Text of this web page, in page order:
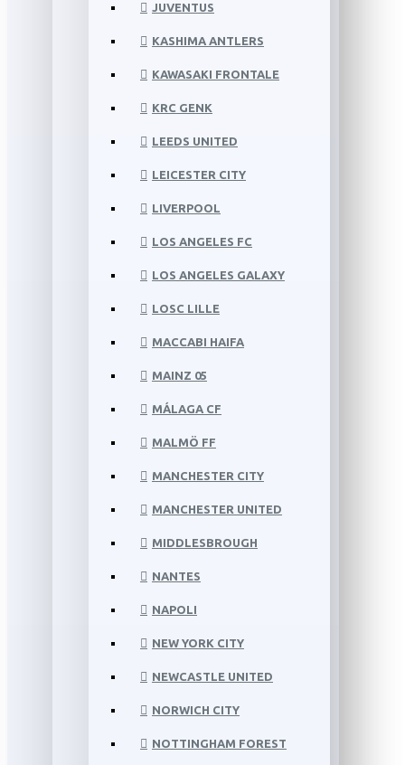
JUVENTUS
KASHIMA ANTLERS
KAWASAKI FRONTALE
KRC GENK
LEEDS UNITED
LEICESTER CITY
LIVERPOOL
LOS ANGELES FC
LOS ANGELES GALAXY
LOSC LILLE
MACCABI HAIFA
MAINZ 05
MÁLAGA CF
MALMÖ FF
MANCHESTER CITY
MANCHESTER UNITED
MIDDLESBROUGH
NANTES
NAPOLI
NEW YORK CITY
NEWCASTLE UNITED
NORWICH CITY
NOTTINGHAM FOREST